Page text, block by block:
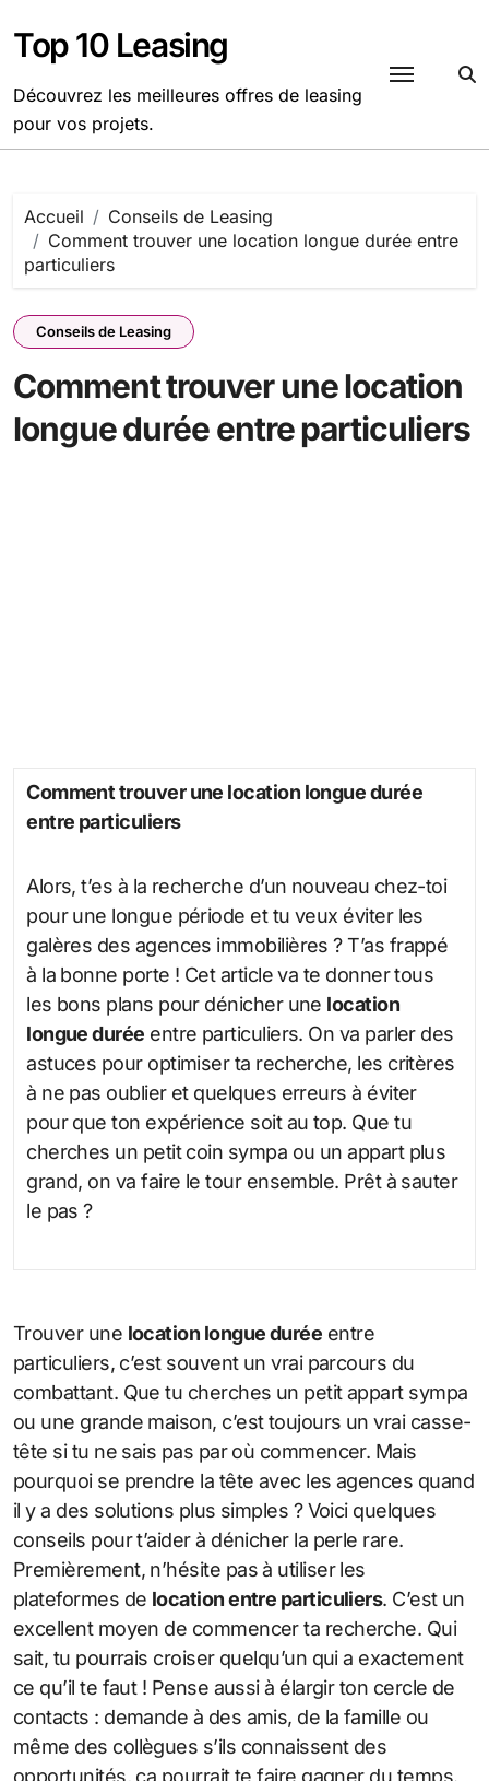
au
contenu
Top 10 Leasing
Découvrez les meilleures offres de leasing
pour vos projets.
Accueil
Conseils de Leasing
Comment trouver une location longue durée entre
particuliers
Conseils de Leasing
Comment trouver une location
longue durée entre particuliers
Comment trouver une location longue durée
entre particuliers
Alors, t’es à la recherche d’un nouveau chez-toi
pour une longue période et tu veux éviter les
galères des agences immobilières ? T’as frappé
à la bonne porte ! Cet article va te donner tous
les bons plans pour dénicher une location
longue durée entre particuliers. On va parler des
astuces pour optimiser ta recherche, les critères
à ne pas oublier et quelques erreurs à éviter
pour que ton expérience soit au top. Que tu
cherches un petit coin sympa ou un appart plus
grand, on va faire le tour ensemble. Prêt à sauter
le pas ?
Trouver une location longue durée entre
particuliers, c’est souvent un vrai parcours du
combattant. Que tu cherches un petit appart sympa
ou une grande maison, c’est toujours un vrai casse-
tête si tu ne sais pas par où commencer. Mais
pourquoi se prendre la tête avec les agences quand
il y a des solutions plus simples ? Voici quelques
conseils pour t’aider à dénicher la perle rare.
Premièrement, n’hésite pas à utiliser les
plateformes de location entre particuliers. C’est un
excellent moyen de commencer ta recherche. Qui
sait, tu pourrais croiser quelqu’un qui a exactement
ce qu’il te faut ! Pense aussi à élargir ton cercle de
contacts : demande à des amis, de la famille ou
même des collègues s’ils connaissent des
opportunités, ça pourrait te faire gagner du temps.